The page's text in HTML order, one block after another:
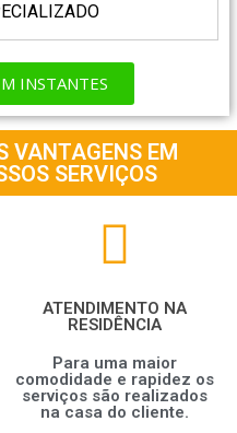
INSTANTES
VANTAGENS EM
SERVIÇOS
ATENDIMENTO NA
RESIDÊNCIA
Para uma maior
comodidade e rapidez os
serviços são realizados
na casa do cliente.